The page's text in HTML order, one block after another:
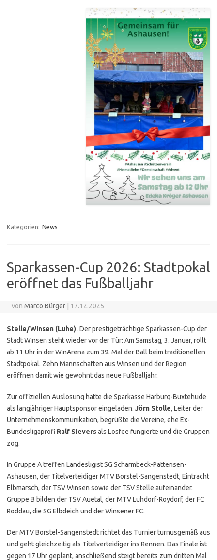
Kategorien: News
Sparkassen-Cup 2026: Stadtpokal
eröffnet das Fußballjahr
Von Marco Bürger 17.12.2025
Stelle/Winsen (Luhe). Der prestigeträchtige Sparkassen-Cup der
Stadt Winsen steht wieder vor der Tür: Am Samstag, 3. Januar, rollt
ab 11 Uhr in der WinArena zum 39. Mal der Ball beim traditionellen
Stadtpokal. Zehn Mannschaften aus Winsen und der Region
eröffnen damit wie gewohnt das neue Fußballjahr.
Zur offiziellen Auslosung hatte die Sparkasse Harburg-Buxtehude
als langjähriger Hauptsponsor eingeladen. Jörn Stolle, Leiter der
Unternehmenskommunikation, begrüßte die Vereine, ehe Ex-
Bundesligaprofi Ralf Sieversals Losfee fungierte und die Gruppen
zog.
In Gruppe A treffen Landesligist SG Scharmbeck-Pattensen-
Ashausen, der Titelverteidiger MTV Borstel-Sangenstedt, Eintracht
Elbmarsch, der TSV Winsen sowie der TSV Stelle aufeinander.
Gruppe B bilden der TSV Auetal, der MTV Luhdorf-Roydorf, der FC
Roddau, die SG Elbdeich und der Winsener FC.
Der MTV Borstel-Sangenstedt richtet das Turnier turnusgemäß aus
und geht gleichzeitig als Titelverteidiger ins Rennen. Das Finale ist
gegen 17 Uhr geplant, anschließend steigt bereits zum dritten Mal